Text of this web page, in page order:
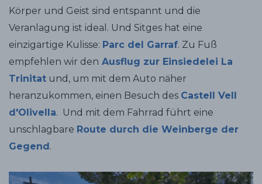
Körper und Geist sind entspannt und die
Veranlagung ist ideal. Und Sitges hat eine
einzigartige Kulisse: Parc del Garraf. Zu Fuß
empfehlen wir den Ausflug zur Einsiedelei La
Trinitat und, um mit dem Auto näher
heranzukommen, einen Besuch des Castell Vell
d'Olivella. Und mit dem Fahrrad führt eine
unschlagbare Route durch die Weinberge der
Gegend.